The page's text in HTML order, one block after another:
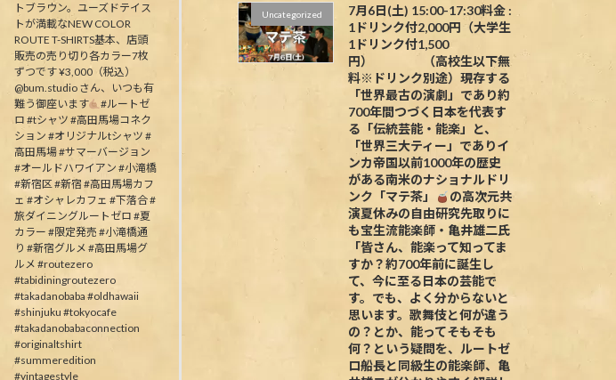
トブラウン。ユーズドテイス
トが満載なNEW COLOR
ROUTE T-SHIRTS基本、店頭
販売の売り切り各カラー7枚
ずつです ¥3,000（税込）
@bum.studio さん、いつも有
難う御座います
#ルートゼ
ロ #tシャツ #高田馬場コネク
ション #オリジナルtシャツ #
高田馬場 #サマーバージョン
#オールドハワイアン #小滝橋
#新宿区 #新宿 #高田馬場カフ
ェ #オシャレカフェ #下落合 #
旅ダイニングルートゼロ #夏
カラー #限定発売 #小滝橋通
り #新宿グルメ #高田馬場グ
ルメ #routezero
#tabidiningroutezero
#takadanobaba #oldhawaii
#shinjuku #tokyocafe
#takadanobabaconnection
#originaltshirt
#summeredition
#vintagestyle
Uncategorized
7月6日(土) 15:00-17:30料金 :
1ドリンク付2,000円（大学生
1ドリンク付1,500
円） （高校生以下無
料※ドリンク別途）現存する
「世界最古の演劇」であり約
700年間つづく日本を代表す
る「伝統芸能・能楽」と、
「世界三大ティー」でありイ
ンカ帝国以前1000年の歴史
がある南米のナショナルドリ
ンク「マテ茶」
の高次元共
演夏休みの自由研究先取りに
も宝生流能楽師・亀井雄二氏
「皆さん、能楽って知ってま
すか？約700年前に誕生し
て、今に至る日本の芸能で
す。でも、よく分からないと
思います。歌舞伎と何が違う
の？とか、能ってそもそも
何？という疑問を、ルートゼ
ロ船長と同級生の能楽師、亀